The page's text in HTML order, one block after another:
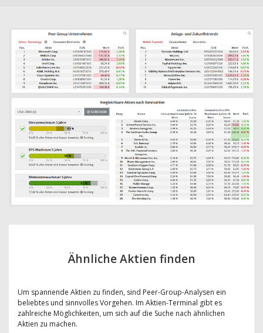
Ähnliche Aktien finden
Um spannende Aktien zu finden, sind Peer-Group-Analysen ein
beliebtes und sinnvolles Vorgehen. Im Aktien-Terminal gibt es
zahlreiche Möglichkeiten, um sich auf die Suche nach ähnlichen
Aktien zu machen.